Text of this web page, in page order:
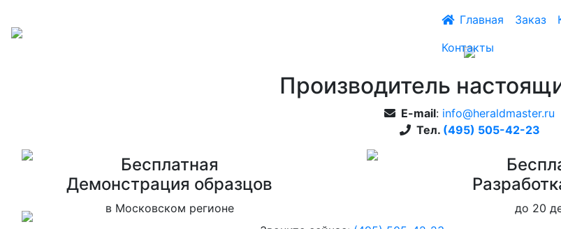
Производитель
E-mail: info@heraldmaster.ru
Тел. (495) 505-42-23
Главная Заказ
Контакты
Бесплатная
Дeмонстрация образцов
в Московском регионе
до 20